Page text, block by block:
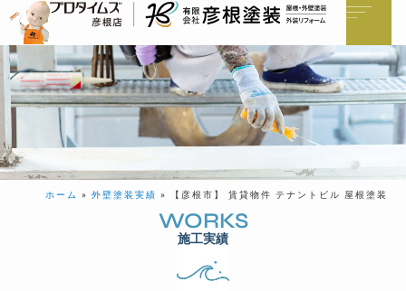
ホーム » 外壁塗装実績 » 【彦根市】 賃貸物件 テナントビル 屋根塗装
WORKS
施工実績